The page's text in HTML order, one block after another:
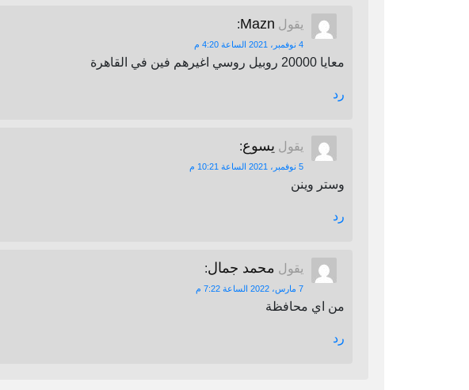
يقول Mazn
:
4 نوفمبر، 2021 الساعة 4:20 م
معايا 20000 روبيل روسي اغيرهم فين في القاهرة
رد
يقول يسوع:
5 نوفمبر، 2021 الساعة 10:21 م
وستر وينن
رد
يقول محمد جمال:
7 مارس، 2022 الساعة 7:22 م
من اي محافظة
رد